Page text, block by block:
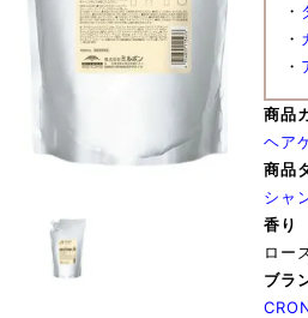
・
・
・
商品
ヘア
商品
シャ
香り
ロー
ブラ